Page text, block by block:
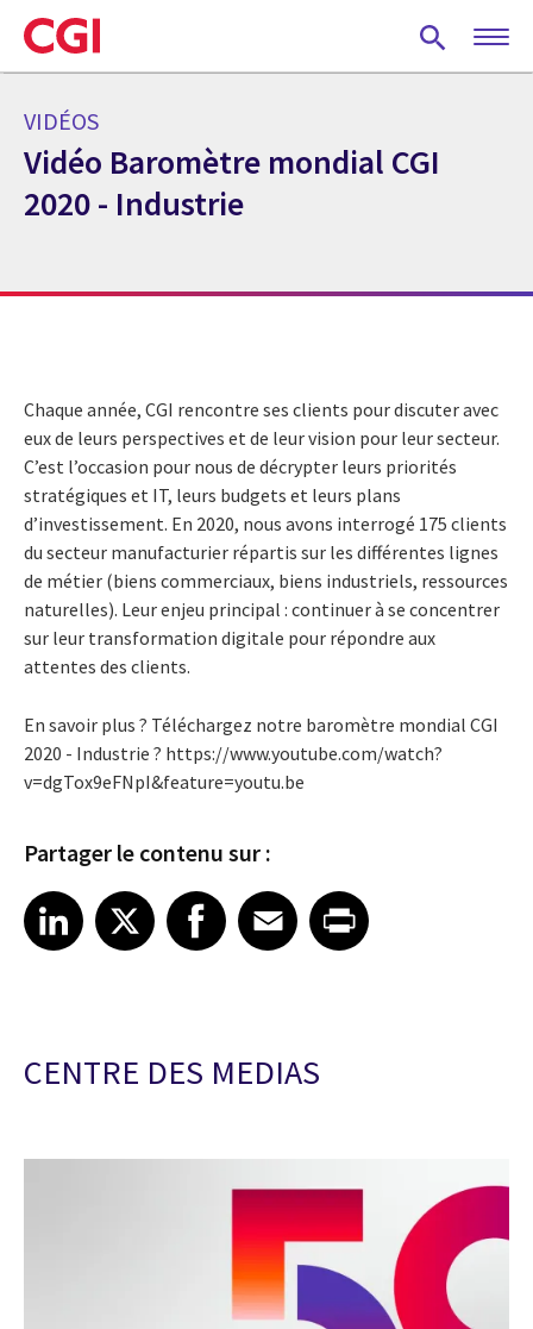
Skip
to
main
VIDÉOS
Vidéo Baromètre mondial CGI
2020 - Industrie
Chaque année, CGI rencontre ses clients pour discuter avec
eux de leurs perspectives et de leur vision pour leur secteur.
C’est l’occasion pour nous de décrypter leurs priorités
stratégiques et IT, leurs budgets et leurs plans
d’investissement. En 2020, nous avons interrogé 175 clients
du secteur manufacturier répartis sur les différentes lignes
de métier (biens commerciaux, biens industriels, ressources
naturelles). Leur enjeu principal : continuer à se concentrer
sur leur transformation digitale pour répondre aux
attentes des clients.
En savoir plus ? Téléchargez notre baromètre mondial CGI
2020 - Industrie ? https://www.youtube.com/watch?
v=dgTox9eFNpI&feature=youtu.be
Partager le contenu sur :
Share article on LinkedIn
LinkedIn
Share article on XShare article on Facebook
Facebook
Share article on Email
EmailShare article on Print
CENTRE DES MEDIAS